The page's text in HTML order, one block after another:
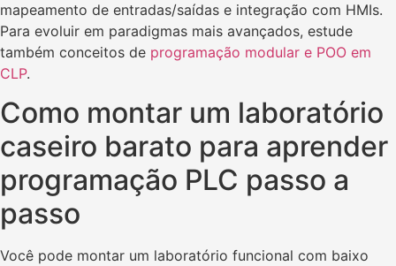
mapeamento de entradas/saídas e integração com HMIs.
Para evoluir em paradigmas mais avançados, estude
também conceitos de programação modular e POO em
CLP.
Como montar um laboratório
caseiro barato para aprender
programação PLC passo a
passo
Você pode montar um laboratório funcional com baixo